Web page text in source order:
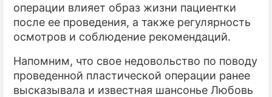
операции влияет образ жизни пациентки
после ее проведения, а также регулярность
осмотров и соблюдение рекомендаций.
Напомним, что свое недовольство по поводу
проведенной пластической операции ранее
высказывала и известная шансонье Любовь